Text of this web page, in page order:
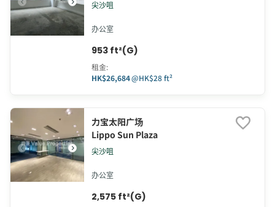
尖沙咀
办公室
953 ft²(G)
租金:
HK$26,684@HK$28 ft²
力宝太阳广场
Lippo Sun Plaza
尖沙咀
办公室
2,575 ft²(G)